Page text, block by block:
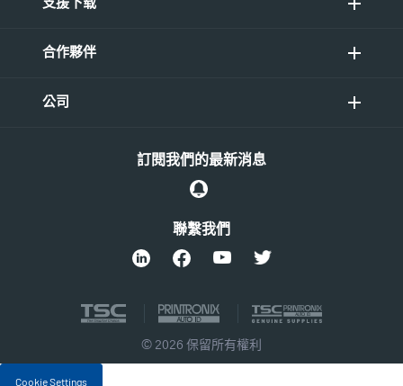
支援下载
合作夥伴
公司
聯繫我們
訂閱我們的最新消息
© 2026 保留所有權利
Cookie Settings